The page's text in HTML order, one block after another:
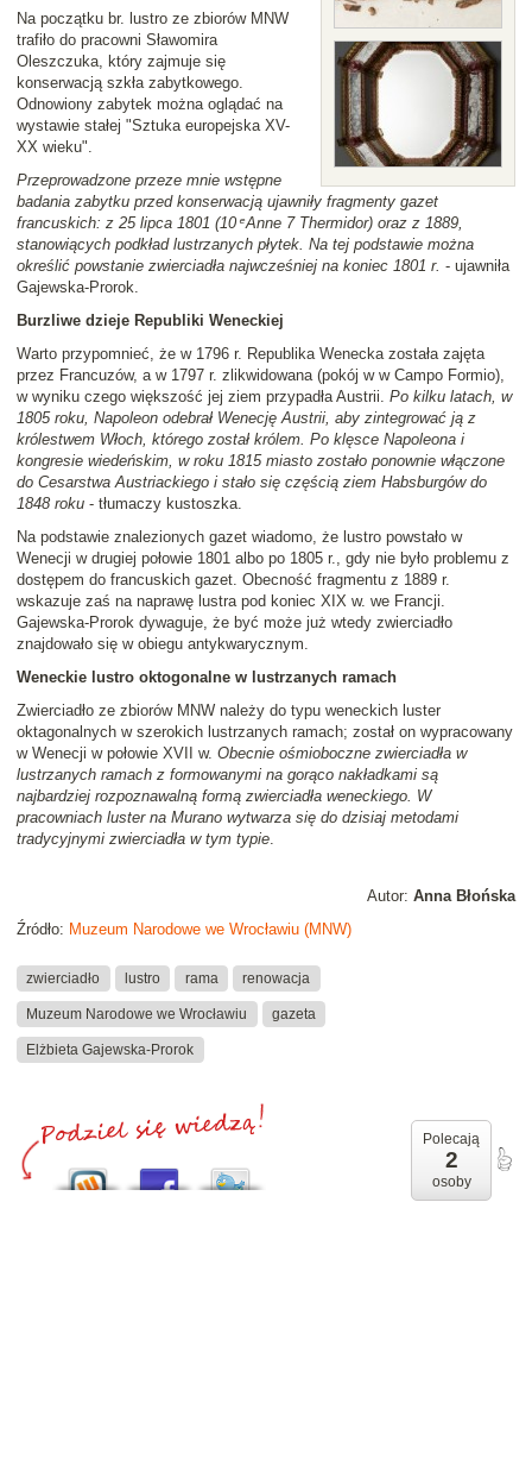
Na początku br. lustro ze zbiorów MNW
trafiło do pracowni Sławomira
Oleszczuka, który zajmuje się
konserwacją szkła zabytkowego.
Odnowiony zabytek można oglądać na
wystawie stałej "Sztuka europejska XV-
XX wieku".
Przeprowadzone przeze mnie wstępne
badania zabytku przed konserwacją ujawniły fragmenty gazet
francuskich: z 25 lipca 1801 (10 ͤ Anne 7 Thermidor) oraz z 1889,
stanowiących podkład lustrzanych płytek. Na tej podstawie można
określić powstanie zwierciadła najwcześniej na koniec 1801 r. - ujawniła
Gajewska-Prorok.
Burzliwe dzieje Republiki Weneckiej
Warto przypomnieć, że w 1796 r. Republika Wenecka została zajęta
przez Francuzów, a w 1797 r. zlikwidowana (pokój w w Campo Formio),
w wyniku czego większość jej ziem przypadła Austrii. Po kilku latach, w
1805 roku, Napoleon odebrał Wenecję Austrii, aby zintegrować ją z
królestwem Włoch, którego został królem. Po klęsce Napoleona i
kongresie wiedeńskim, w roku 1815 miasto zostało ponownie włączone
do Cesarstwa Austriackiego i stało się częścią ziem Habsburgów do
1848 roku - tłumaczy kustoszka.
Na podstawie znalezionych gazet wiadomo, że lustro powstało w
Wenecji w drugiej połowie 1801 albo po 1805 r., gdy nie było problemu z
dostępem do francuskich gazet. Obecność fragmentu z 1889 r.
wskazuje zaś na naprawę lustra pod koniec XIX w. we Francji.
Gajewska-Prorok dywaguje, że być może już wtedy zwierciadło
znajdowało się w obiegu antykwarycznym.
Weneckie lustro oktogonalne w lustrzanych ramach
Zwierciadło ze zbiorów MNW należy do typu weneckich luster
oktagonalnych w szerokich lustrzanych ramach; został on wypracowany
w Wenecji w połowie XVII w. Obecnie ośmioboczne zwierciadła w
lustrzanych ramach z formowanymi na gorąco nakładkami są
najbardziej rozpoznawalną formą zwierciadła weneckiego. W
pracowniach luster na Murano wytwarza się do dzisiaj metodami
tradycyjnymi zwierciadła w tym typie.
Autor: Anna Błońska
Źródło: Muzeum Narodowe we Wrocławiu (MNW)
zwierciadło lustro rama renowacja
Muzeum Narodowe we Wrocławiu gazeta
Elżbieta Gajewska-Prorok
Polecają
2
osoby